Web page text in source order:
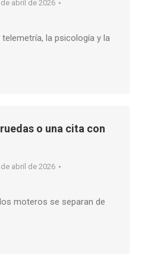
abril de 2026
la psicología y la
o una cita con
abril de 2026
moteros se separan de